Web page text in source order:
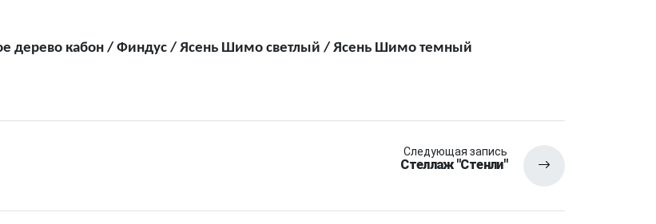
дерево кабон / Финдус / Ясень Шимо светлый / Ясень Шимо темный
Следующая запись
Стеллаж "Стенли"